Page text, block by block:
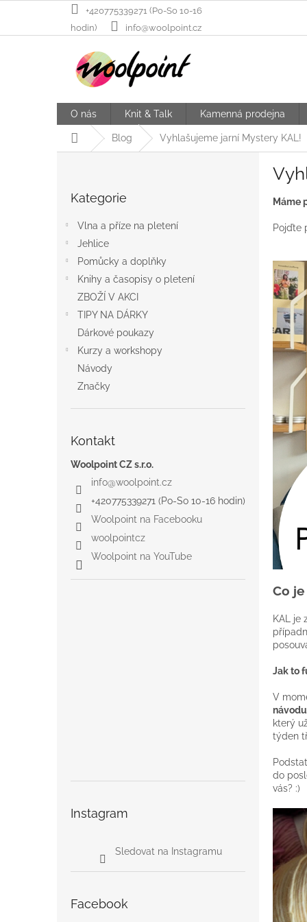
+420775339271 (Po-So 10-16
hodin)
info@woolpoint.cz
O nás Knit & Talk Kamenná prodejna
Domů Blog Vyhlašujeme jarní Mystery KAL!
kategorie
Kategorie
Vlna a příze na pletení
Jehlice
Pomůcky a doplňky
Knihy a časopisy o pletení
ZBOŽÍ V AKCI
TIPY NA DÁRKY
Dárkové poukazy
Kurzy a workshopy
Návody
Značky
Kontakt
Woolpoint CZ s.r.o.
info@woolpoint.cz
+420775339271 (Po-So 10-16 hodin)
Woolpoint na Facebooku
woolpointcz
Woolpoint na YouTube
Instagram
Sledovat na Instagramu
Facebook
Máme
Pojďte
Co
KAL je
Jak to
V
návodu
který
týden
do
vás? :)